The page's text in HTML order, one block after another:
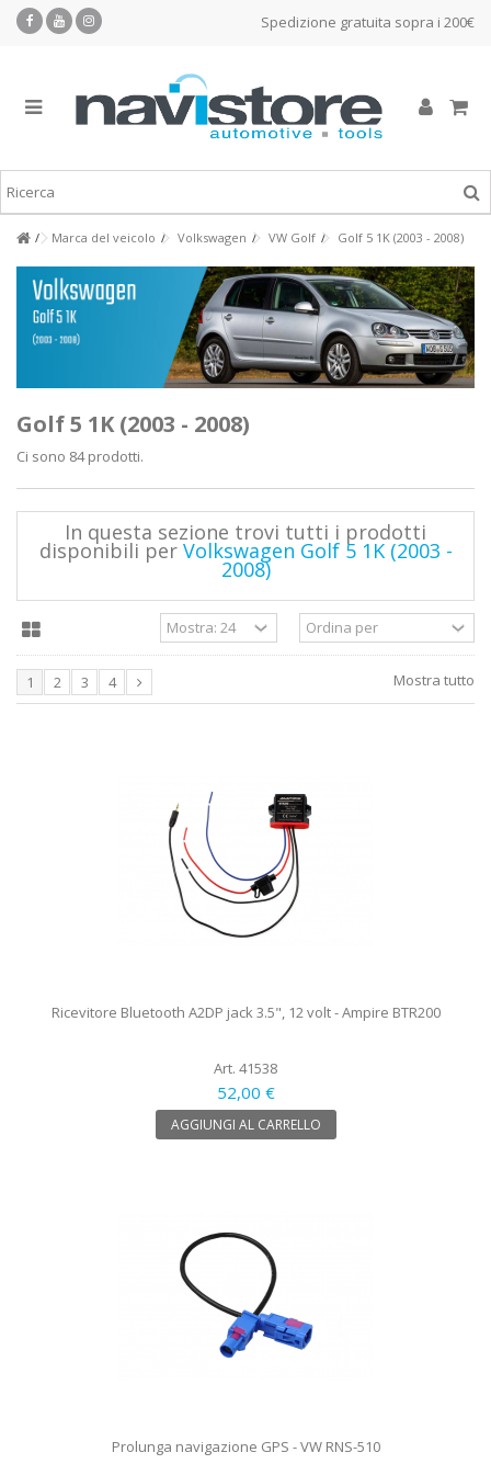
Spedizione gratuita sopra i 200€
Marca del veicolo Volkswagen VW Golf Golf 5 1K (2003 - 2008)
Golf 5 1K (2003 - 2008)
Ci sono 84 prodotti.
In questa sezione trovi tutti i prodotti
disponibili per Volkswagen Golf 5 1K (2003 -
2008)
Mostra tutto
1 2 3 4
Ricevitore Bluetooth A2DP jack 3.5", 12 volt - Ampire BTR200
Art. 41538
52,00 €
AGGIUNGI AL CARRELLO
Prolunga navigazione GPS - VW RNS-510